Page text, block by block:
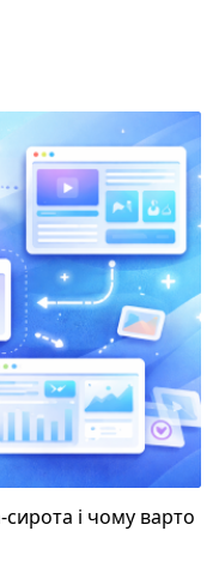
сирота і чому
і чому варто